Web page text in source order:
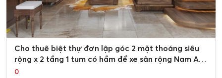
Cho thuê biệt thự đơn lập góc 2 mặt thoáng siêu
rộng x 2 tầng 1 tum có hầm để xe sân rộng Nam An
Khánh
0